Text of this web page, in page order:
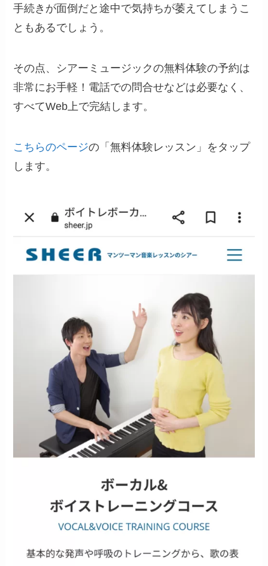
手続きが面倒だと途中で気持ちが萎えてしまうこ
ともあるでしょう。
その点、シアーミュージックの無料体験の予約は
非常にお手軽！電話での問合せなどは必要なく、
すべてWeb上で完結します。
こちらのページの「無料体験レッスン」をタップ
します。